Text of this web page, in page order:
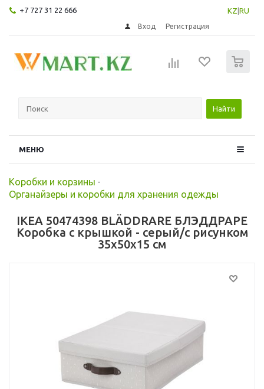
+7 727 31 22 666 KZ RU
Вход Регистрация
Найти
МЕНЮ
Коробки и корзины -
Органайзеры и коробки для хранения одежды
IKEA 50474398 BLÄDDRARE БЛЭДДРАРЕ
Коробка с крышкой - серый/с рисунком
35x50x15 см